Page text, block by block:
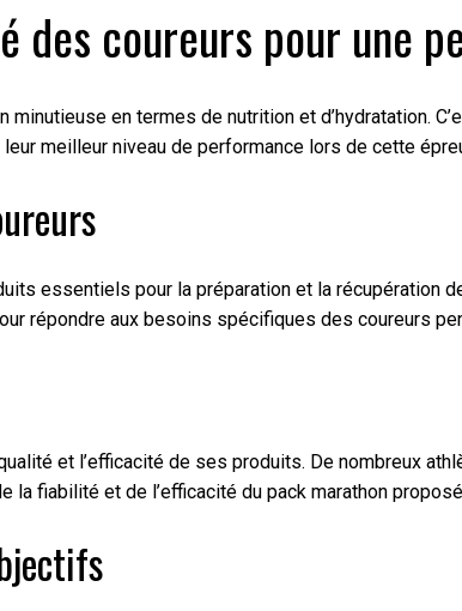
des coureurs pour une
en termes de nutrition et d’hydratation.
meilleur niveau de performance lors de cette
essentiels pour la préparation et la
répondre aux besoins spécifiques des coureurs
et l’efficacité de ses produits. De nombreux
fiabilité et de l’efficacité du pack marathon